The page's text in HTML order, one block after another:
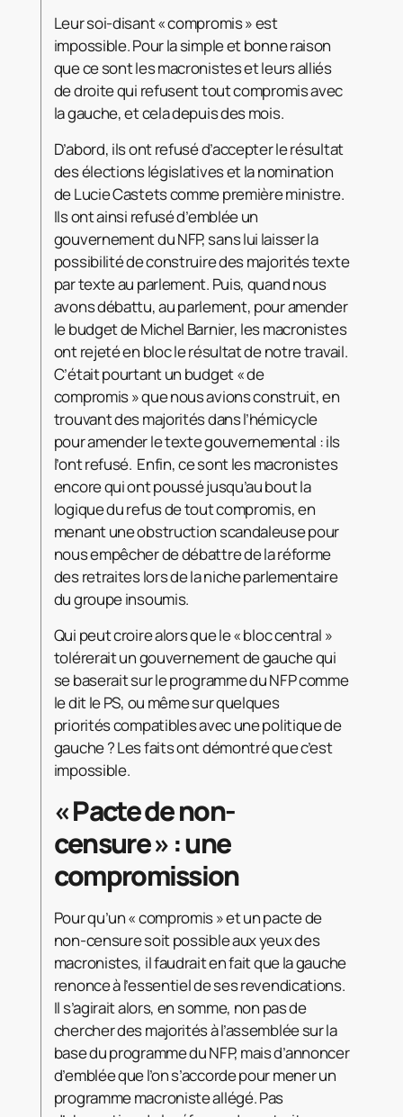
Leur soi-disant « compromis » est
impossible. Pour la simple et bonne raison
que ce sont les macronistes et leurs alliés
de droite qui refusent tout compromis avec
la gauche, et cela depuis des mois.
D’abord, ils ont refusé d’accepter le résultat
des élections législatives et la nomination
de Lucie Castets comme première ministre.
Ils ont ainsi refusé d’emblée un
gouvernement du NFP, sans lui laisser la
possibilité de construire des majorités texte
par texte au parlement. Puis, quand nous
avons débattu, au parlement, pour amender
le budget de Michel Barnier, les macronistes
ont rejeté en bloc le résultat de notre travail.
C’était pourtant un budget « de
compromis » que nous avions construit, en
trouvant des majorités dans l’hémicycle
pour amender le texte gouvernemental : ils
l’ont refusé. Enfin, ce sont les macronistes
encore qui ont poussé jusqu’au bout la
logique du refus de tout compromis, en
menant une obstruction scandaleuse pour
nous empêcher de débattre de la réforme
des retraites lors de la niche parlementaire
du groupe insoumis.
Qui peut croire alors que le « bloc central »
tolérerait un gouvernement de gauche qui
se baserait sur le programme du NFP comme
le dit le PS, ou même sur quelques
priorités compatibles avec une politique de
gauche ? Les faits ont démontré que c’est
impossible.
« Pacte de non-
censure » : une
compromission
Pour qu’un « compromis » et un pacte de
non-censure soit possible aux yeux des
macronistes, il faudrait en fait que la gauche
renonce à l’essentiel de ses revendications.
Il s’agirait alors, en somme, non pas de
chercher des majorités à l’assemblée sur la
base du programme du NFP, mais d’annoncer
d’emblée que l’on s’accorde pour mener un
programme macroniste allégé. Pas